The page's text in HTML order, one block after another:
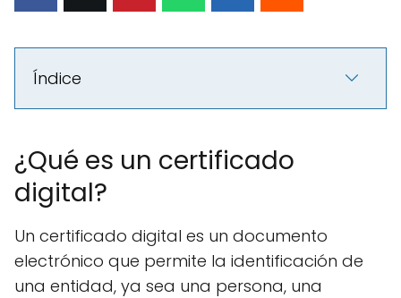
Índice
¿Qué es un certificado
digital?
Un certificado digital es un documento
electrónico que permite la identificación de
una entidad, ya sea una persona, una